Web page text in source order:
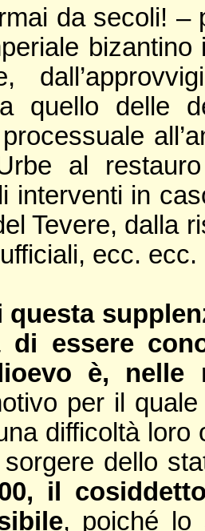
da secoli! –
quello delle
al
interventi in
Tevere, dalla
ecc. ecc.
questa
di essere
è,
per il
difficoltà loro
dello
il
, poiché lo